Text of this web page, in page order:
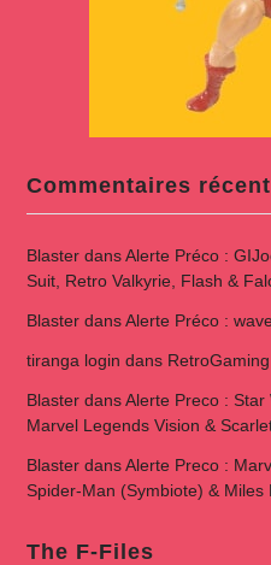
Commentaires
BlasterdansAlerte Préco :
Suit, Retro Valkyrie, Flash &
BlasterdansAlerte Préco :
tiranga login dans
BlasterdansAlerte Preco : Star
Marvel Legends Vision &
BlasterdansAlerte Preco :
Spider-Man (Symbiote) &
The F-Files